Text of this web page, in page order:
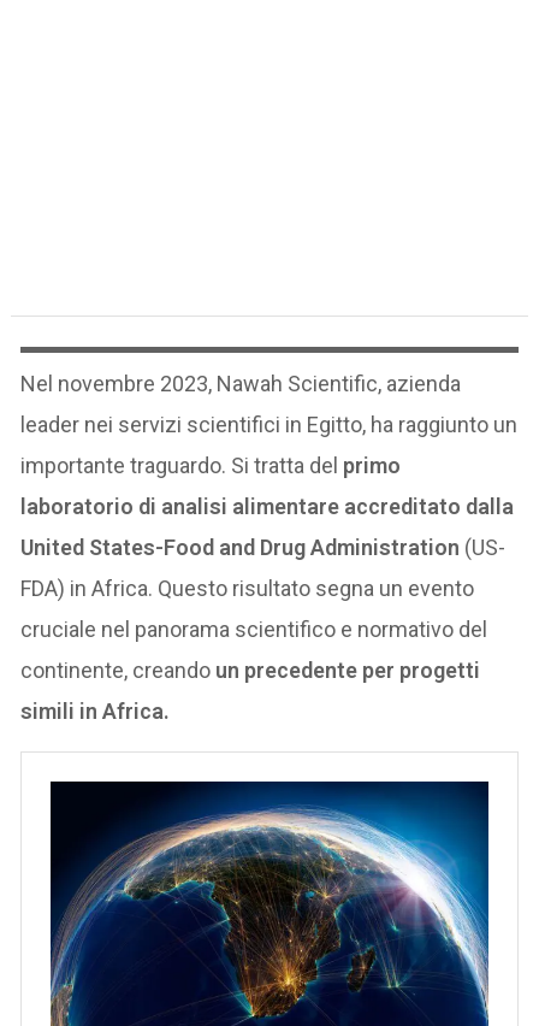
Nel novembre 2023, Nawah Scientific, azienda
leader nei servizi scientifici in Egitto, ha raggiunto un
importante traguardo. Si tratta del primo
laboratorio di analisi alimentare accreditato dalla
United States-Food and Drug Administration (US-
FDA) in Africa. Questo risultato segna un evento
cruciale nel panorama scientifico e normativo del
continente, creando un precedente per progetti
simili in Africa.